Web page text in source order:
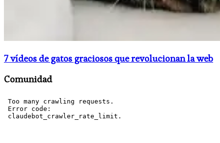
7 vídeos de gatos graciosos que revolucionan la web
Comunidad